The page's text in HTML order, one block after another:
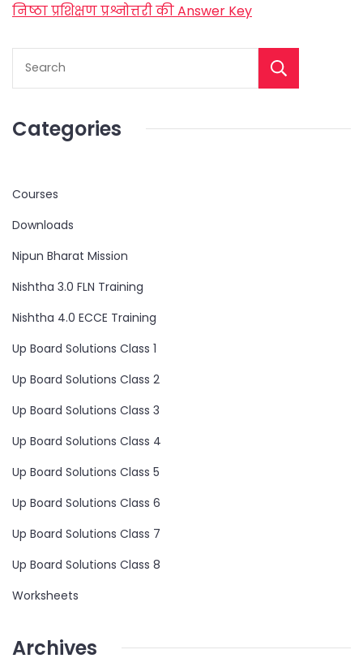
निष्ठा प्रशिक्षण प्रश्नोत्तरी की Answer Key
Categories
Courses
Downloads
Nipun Bharat Mission
Nishtha 3.0 FLN Training
Nishtha 4.0 ECCE Training
Up Board Solutions Class 1
Up Board Solutions Class 2
Up Board Solutions Class 3
Up Board Solutions Class 4
Up Board Solutions Class 5
Up Board Solutions Class 6
Up Board Solutions Class 7
Up Board Solutions Class 8
Worksheets
Archives